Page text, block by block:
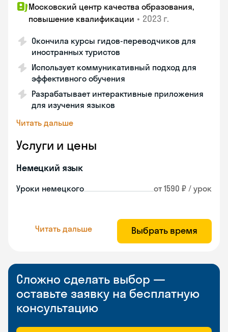
Московский центр качества образования,
повышение квалификации • 2023 г.
Окончила курсы гидов-переводчиков для
иностранных туристов
Использует коммуникативный подход для
эффективного обучения
Разрабатывает интерактивные приложения
для изучения языков
Читать дальше
Услуги и цены
Немецкий язык
Уроки немецкого от 1590 ₽ / урок
Читать дальше Выбрать время
Сложно сделать выбор —
оставьте заявку на бесплатную
консультацию